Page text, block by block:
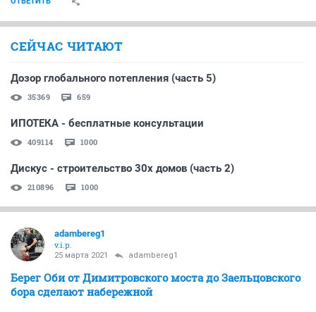
СЕЙЧАС ЧИТАЮТ
Дозор глобального потепления (часть 5)
35369 659
ИПОТЕКА - бесплатные консультации
409114 1000
Дискус - строительство 30х домов (часть 2)
210896 1000
adambereg1
v.i.p.
25 марта 2021 adambereg1
Берег Оби от Димитровского моста до Заельцовского
бора сделают набережной